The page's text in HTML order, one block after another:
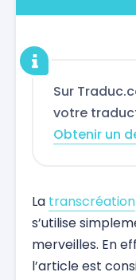
Sur
votre
Obtenir un
La transcréation
s’utilise
merveilles. En
l’article est